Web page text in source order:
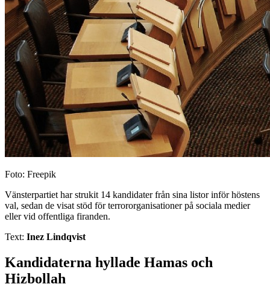
Foto: Freepik
Vänsterpartiet har strukit 14 kandidater från sina listor inför höstens
val, sedan de visat stöd för terrororganisationer på sociala medier
eller vid offentliga firanden.
Text: Inez Lindqvist
Kandidaterna hyllade Hamas och
Hizbollah